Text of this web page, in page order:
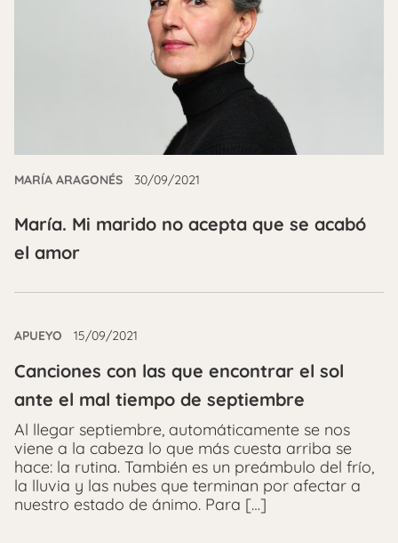
MARÍA ARAGONÉS 30/09/2021
María. Mi marido no acepta que se acabó
el amor
APUEYO 15/09/2021
Canciones con las que encontrar el sol
ante el mal tiempo de septiembre
Al llegar septiembre, automáticamente se nos
viene a la cabeza lo que más cuesta arriba se
hace: la rutina. También es un preámbulo del frío,
la lluvia y las nubes que terminan por afectar a
nuestro estado de ánimo. Para […]